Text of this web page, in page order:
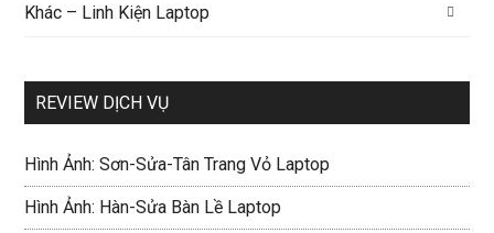
Khác – Linh Kiện Laptop
REVIEW DỊCH VỤ
Hình Ảnh: Sơn-Sửa-Tân Trang Vỏ Laptop
Hình Ảnh: Hàn-Sửa Bàn Lề Laptop